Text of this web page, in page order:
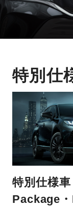
特別仕
特別仕様
Package